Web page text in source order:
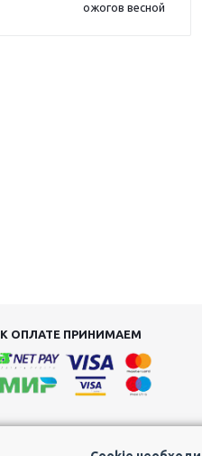
ожогов весной
К ОПЛАТЕ ПРИНИМАЕМ